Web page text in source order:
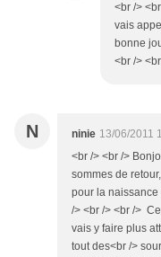
<br />
vais
bonne
<br />
N ninie 13/06/2011
<br /> <br />
sommes de
pour la
/> <br /> <br />
vais y faire plus
tout des<br